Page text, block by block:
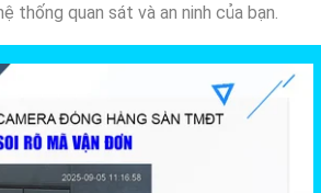
thống quan sát và an ninh của bạn.